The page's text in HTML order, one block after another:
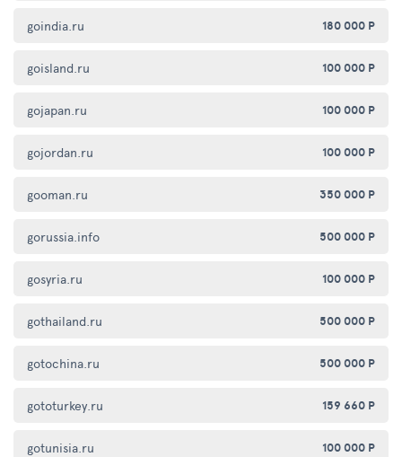
goindia.ru 180 000 Р
goisland.ru 100 000 Р
gojapan.ru 100 000 Р
gojordan.ru 100 000 Р
gooman.ru 350 000 Р
gorussia.info 500 000 Р
gosyria.ru 100 000 Р
gothailand.ru 500 000 Р
gotochina.ru 500 000 Р
gototurkey.ru 159 660 Р
gotunisia.ru 100 000 Р